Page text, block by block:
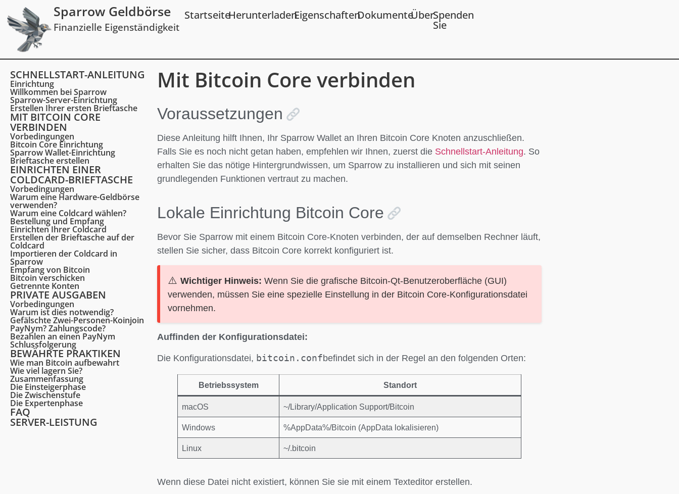
Sparrow Geldbörse
Finanzielle Eigenständigkeit
StartseiteHerunterladenEigenschaftenDokumenteÜberSpenden
Sie
SCHNELLSTART-ANLEITUNG
Einrichtung
Willkommen bei Sparrow
Sparrow-Server-Einrichtung
Erstellen Ihrer ersten Brieftasche
MIT BITCOIN CORE
VERBINDEN
Vorbedingungen
Bitcoin Core Einrichtung
Sparrow Wallet-Einrichtung
Brieftasche erstellen
EINRICHTEN EINER
COLDCARD-BRIEFTASCHE
Vorbedingungen
Warum eine Hardware-Geldbörse
verwenden?
Warum eine Coldcard wählen?
Bestellung und Empfang
Einrichten Ihrer Coldcard
Erstellen der Brieftasche auf der
Coldcard
Importieren der Coldcard in
Sparrow
Empfang von Bitcoin
Bitcoin verschicken
Getrennte Konten
PRIVATE AUSGABEN
Vorbedingungen
Warum ist dies notwendig?
Gefälschte Zwei-Personen-Koinjoin
PayNym? Zahlungscode?
Bezahlen an einen PayNym
Schlussfolgerung
BEWÄHRTE PRAKTIKEN
Wie man Bitcoin aufbewahrt
Wie viel lagern Sie?
Zusammenfassung
Die Einsteigerphase
Die Zwischenstufe
Die Expertenphase
FAQ
SERVER-LEISTUNG
Mit Bitcoin Core verbinden
Voraussetzungen
Diese Anleitung hilft Ihnen, Ihr Sparrow Wallet an Ihren Bitcoin Core Knoten anzuschließen.
Falls Sie es noch nicht getan haben, empfehlen wir Ihnen, zuerst die Schnellstart-Anleitung. So
erhalten Sie das nötige Hintergrundwissen, um Sparrow zu installieren und sich mit seinen
grundlegenden Funktionen vertraut zu machen.
Lokale Einrichtung Bitcoin Core
Bevor Sie Sparrow mit einem Bitcoin Core-Knoten verbinden, der auf demselben Rechner läuft,
stellen Sie sicher, dass Bitcoin Core korrekt konfiguriert ist.
Wichtiger Hinweis: Wenn Sie die grafische Bitcoin-Qt-Benutzeroberfläche (GUI)
verwenden, müssen Sie eine spezielle Einstellung in der Bitcoin Core-Konfigurationsdatei
vornehmen.
Auffinden der Konfigurationsdatei:
Die Konfigurationsdatei, bitcoin.confbefindet sich in der Regel an den folgenden Orten:
Betriebssystem Standort
macOS ~/Library/Application Support/Bitcoin
Windows %AppData%/Bitcoin (AppData lokalisieren)
Linux ~/.bitcoin
Wenn diese Datei nicht existiert, können Sie sie mit einem Texteditor erstellen.